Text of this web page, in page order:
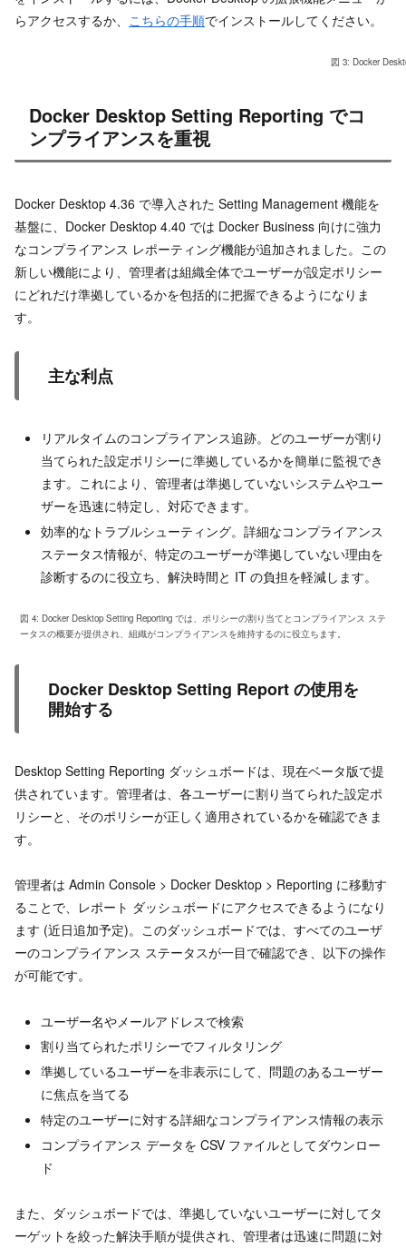
らアクセスするか、 こちらの手順でインストールしてください。
図 3: Docker
Docker Desktop Setting Reporting でコ
ンプライアンスを重視
Docker Desktop 4.36 で導入された Setting Management 機能を
基盤に、Docker Desktop 4.40 では Docker Business 向けに強力
なコンプライアンス レポーティング機能が追加されました。この
新しい機能により、管理者は組織全体でユーザーが設定ポリシー
にどれだけ準拠しているかを包括的に把握できるようになりま
す。
主な利点
リアルタイムのコンプライアンス追跡。どのユーザーが割り
当てられた設定ポリシーに準拠しているかを簡単に監視でき
ます。これにより、管理者は準拠していないシステムやユー
ザーを迅速に特定し、対応できます。
効率的なトラブルシューティング。詳細なコンプライアンス
ステータス情報が、特定のユーザーが準拠していない理由を
診断するのに役立ち、解決時間と IT の負担を軽減します。
図 4: Docker Desktop Setting Reporting では、ポリシーの割り当てとコンプライアンス ステ
ータスの概要が提供され、組織がコンプライアンスを維持するのに役立ちます。
Docker Desktop Setting Report の使用を
開始する
Desktop Setting Reporting ダッシュボードは、現在ベータ版で提
供されています。管理者は、各ユーザーに割り当てられた設定ポ
リシーと、そのポリシーが正しく適用されているかを確認できま
す。
管理者は Admin Console > Docker Desktop > Reporting に移動す
ることで、レポート ダッシュボードにアクセスできるようになり
ます (近日追加予定)。このダッシュボードでは、すべてのユーザ
ーのコンプライアンス ステータスが一目で確認でき、以下の操作
が可能です。
ユーザー名やメールアドレスで検索
割り当てられたポリシーでフィルタリング
準拠しているユーザーを非表示にして、問題のあるユーザー
に焦点を当てる
特定のユーザーに対する詳細なコンプライアンス情報の表示
コンプライアンス データを CSV ファイルとしてダウンロー
ド
また、ダッシュボードでは、準拠していないユーザーに対してタ
ーゲットを絞った解決手順が提供され、管理者は迅速に問題に対